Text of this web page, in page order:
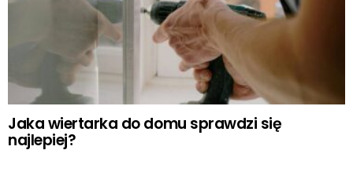
Jaka wiertarka do domu sprawdzi się
najlepiej?